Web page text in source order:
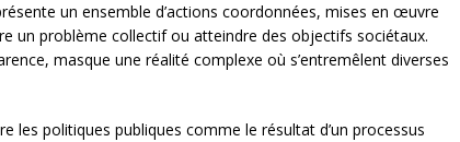
un ensemble d’actions coordonnées, mises en œuvre
un problème collectif ou atteindre des objectifs sociétaux.
masque une réalité complexe où s’entremêlent diverses
les politiques publiques comme le résultat d’un processus